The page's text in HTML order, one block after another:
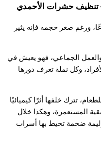
ورغم صغر حجمه فإنه يثير
الجماعي، فهو يعيش في
وكل نملة تعرف دورها
تترك خلفها أثرًا كيميائيًا
المستعمرة، وهكذا خلال
ضخمة تحيط بها أسراب